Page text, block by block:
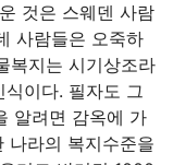
것은 스웨덴 사람
사람들은 오죽하
복지는 시기상조라
이다. 필자도 그
알려면 감옥에 가
나라의 복지수준을